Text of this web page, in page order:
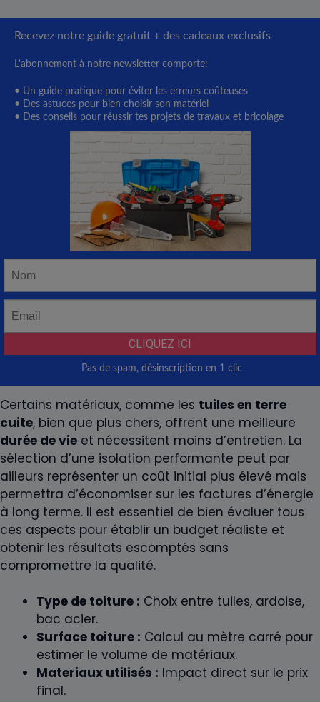
Certains matériaux, comme les tuiles en terre
cuite, bien que plus chers, offrent une meilleure
durée de vie et nécessitent moins d’entretien. La
sélection d’une isolation performante peut par
ailleurs représenter un coût initial plus élevé mais
permettra d’économiser sur les factures d’énergie
à long terme. Il est essentiel de bien évaluer tous
ces aspects pour établir un budget réaliste et
obtenir les résultats escomptés sans
compromettre la qualité.
Type de toiture : Choix entre tuiles, ardoise,
bac acier.
Surface toiture : Calcul au mètre carré pour
estimer le volume de matériaux.
Materiaux utilisés : Impact direct sur le prix
final.